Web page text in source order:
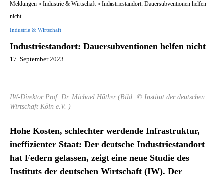
Meldungen » Industrie & Wirtschaft» Industriestandort: Dauersubventionen helfen
nicht
Industrie & Wirtschaft
Industriestandort: Dauersubventionen helfen nicht
17. September 2023
IW-Direktor Prof. Dr. Michael Hüther (Bild: © Institut der deutschen
Wirtschaft Köln e.V. )
Hohe Kosten, schlechter werdende Infrastruktur,
ineffizienter Staat: Der deutsche Industriestandort
hat Federn gelassen, zeigt eine neue Studie des
Instituts der deutschen Wirtschaft (IW). Der